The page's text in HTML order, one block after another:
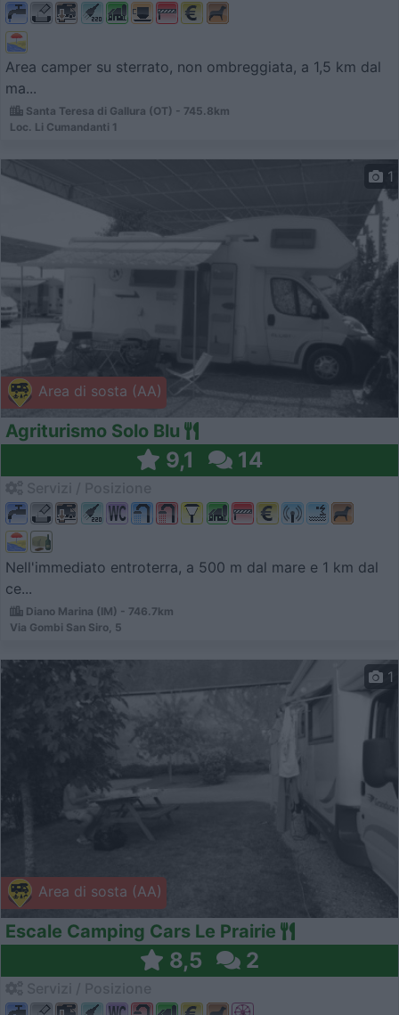
Area camper su sterrato, non ombreggiata, a 1,5 km dal
ma...
Santa Teresa di Gallura (OT) - 745.8km
Loc. Li Cumandanti 1
Area di sosta (AA)
1
Agriturismo Solo Blu
9,1 14
Nell'immediato entroterra, a 500 m dal mare e 1 km dal
ce...
Diano Marina (IM) - 746.7km
Via Gombi San Siro, 5
Area di sosta (AA)
1
Escale Camping Cars Le Prairie
8,5 2